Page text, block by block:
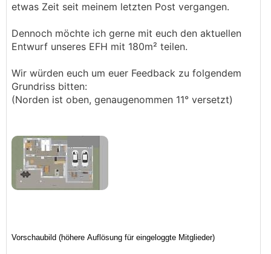
etwas Zeit seit meinem letzten Post vergangen.
Dennoch möchte ich gerne mit euch den aktuellen
Entwurf unseres EFH mit 180m² teilen.
Wir würden euch um euer Feedback zu folgendem
Grundriss bitten:
(Norden ist oben, genaugenommen 11° versetzt)